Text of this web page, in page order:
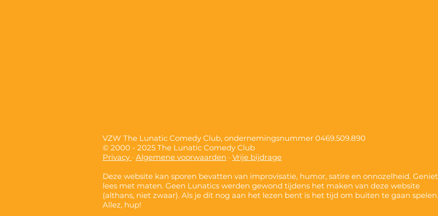
VZW The Lunatic Comedy Club, ondernemingsnummer 0469.509.890
© 2000 - 2025 The Lunatic Comedy Club
Privacy · Algemene voorwaarden · Vrije bijdrage
Deze website kan sporen bevatten van improvisatie, humor, satire en onnozelheid.
lees met maten. Geen Lunatics werden gewond tijdens het maken van deze website
(althans, niet zwaar). Als je dit nog aan het lezen bent is het tijd om buiten te gaan spelen.
Allez, hup!